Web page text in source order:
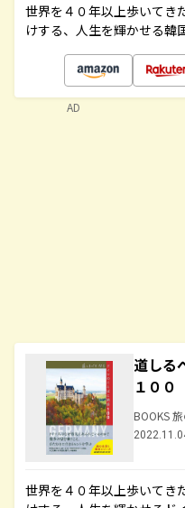
世界を４０年以上歩いてき
けする、人生を輝かせる韓
道しる
１００
BOOKS
世界を４０年以上歩いてき
AD